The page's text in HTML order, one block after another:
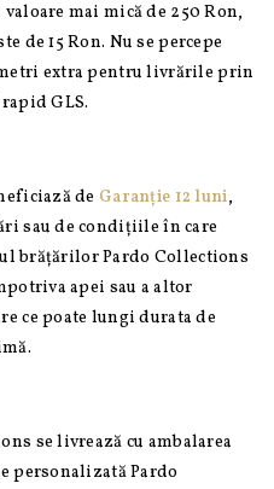
mai mică de 250 Ron,
de 15 Ron. Nu se percepe
extra pentru livrările prin
GLS.
de Garanție 12 luni,
sau de condițiile în care
brățărilor Pardo Collections
apei sau a altor
ce poate lungi durata de
se livrează cu ambalarea
personalizată Pardo